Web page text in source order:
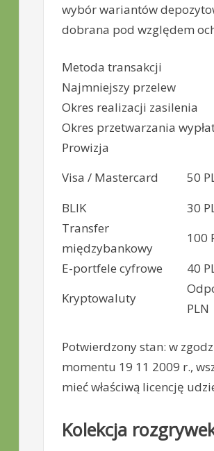
wybór wariantów
dobrana pod względem
Metoda transakcji
Najmniejszy przelew
Okres realizacji zasilenia
Okres przetwarzania
Prowizja
Visa / Mastercard
50
BLIK
30
Transfer
międzybankowy
100
E-portfele cyfrowe
40
Kryptowaluty
PLN
Potwierdzony stan: w
momentu 19 11 2009 r.,
mieć właściwą licencję
Kolekcja